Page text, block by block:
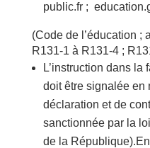
public.fr ;
(Code de l’éducation ;
R131-1 à R131-4 ;
L’instruction dans
doit être signalée en
déclaration et de
sanctionnée par la
de la